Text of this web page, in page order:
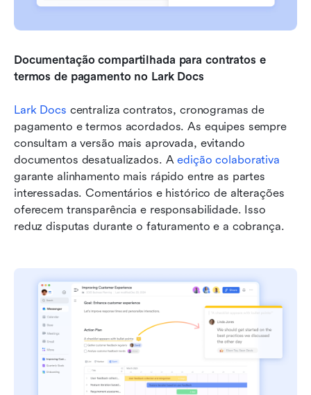
Documentação compartilhada para contratos e
termos de pagamento no Lark Docs
Lark Docs centraliza contratos, cronogramas de
pagamento e termos acordados. As equipes sempre
consultam a versão mais aprovada, evitando
documentos desatualizados. A edição colaborativa
garante alinhamento mais rápido entre as partes
interessadas. Comentários e histórico de alterações
oferecem transparência e responsabilidade. Isso
reduz disputas durante o faturamento e a cobrança.